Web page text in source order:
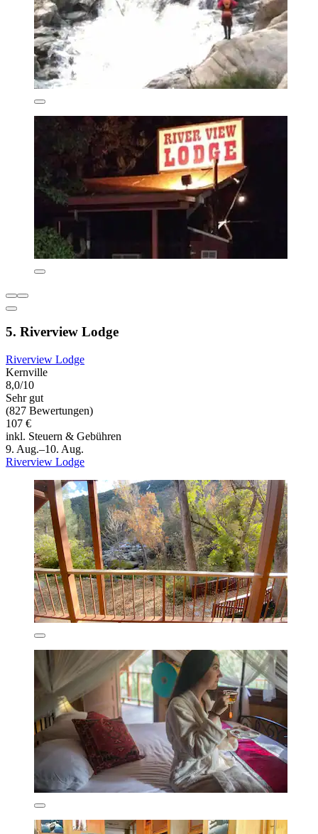
5. Riverview Lodge
Riverview Lodge
Kernville
8,0/10
Sehr gut
(827 Bewertungen)
107 €
inkl. Steuern & Gebühren
9. Aug.–10. Aug.
Riverview Lodge